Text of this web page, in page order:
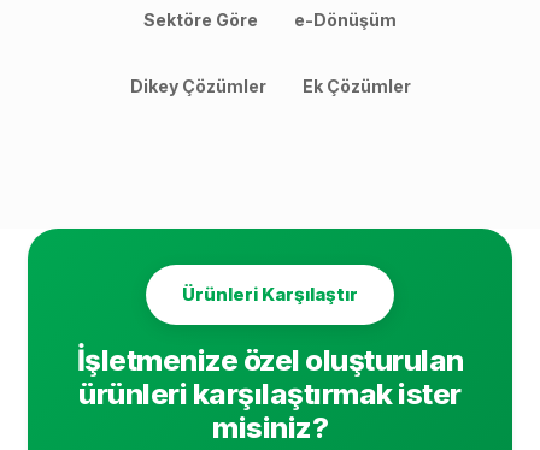
Sektöre Göre e-Dönüşüm
Dikey Çözümler Ek Çözümler
Ürünleri Karşılaştır
İşletmenize özel oluşturulan
ürünleri karşılaştırmak ister
misiniz?